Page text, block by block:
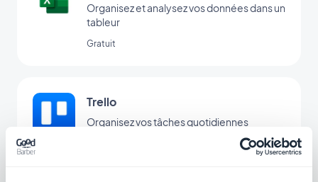
Organisez et analysez vos données dans un
tableur
Gratuit
Trello
Organisez vos tâches quotidiennes